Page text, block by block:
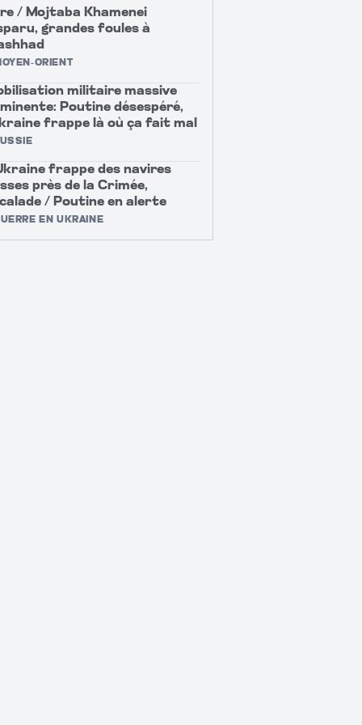
/ Mojtaba Khamenei
grandes foules à
ORIENT
militaire massive
Poutine désespéré,
frappe là où ça fait mal
frappe des navires
près de la Crimée,
/ Poutine en alerte
EN UKRAINE